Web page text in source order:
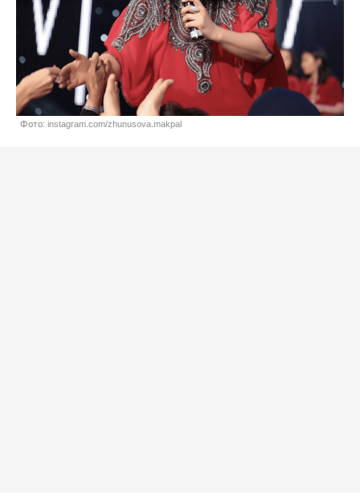
Фото: instagram.com/zhunusova.makpal